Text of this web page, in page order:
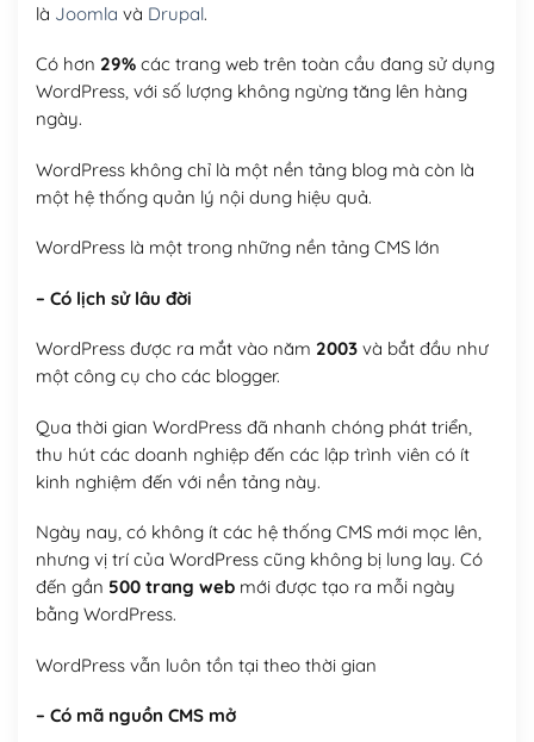
là Joomla và Drupal.
Có hơn 29%các trang web trên toàn cầu đang sử dụng
WordPress, với số lượng không ngừng tăng lên hàng
ngày.
WordPress không chỉ là một nền tảng blog mà còn là
một hệ thống quản lý nội dung hiệu quả.
WordPress là một trong những nền tảng CMS lớn
– Có lịch sử lâu đời
WordPress được ra mắt vào năm 2003và bắt đầu như
một công cụ cho các blogger.
Qua thời gian WordPress đã nhanh chóng phát triển,
thu hút các doanh nghiệp đến các lập trình viên có ít
kinh nghiệm đến với nền tảng này.
Ngày nay, có không ít các hệ thống CMS mới mọc lên,
nhưng vị trí của WordPress cũng không bị lung lay. Có
đến gần 500 trang webmới được tạo ra mỗi ngày
bằng WordPress.
WordPress vẫn luôn tồn tại theo thời gian
– Có mã nguồn CMS mở